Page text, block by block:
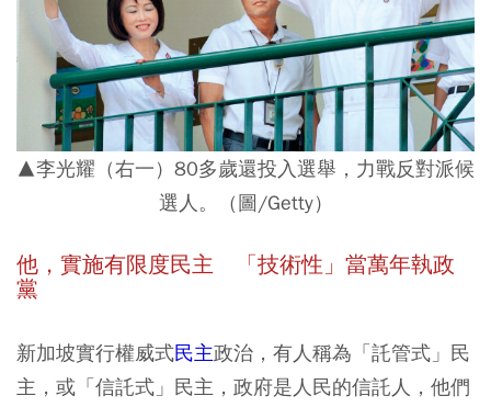
▲李光耀（右一）80多歲還投入選舉，力戰反對派候
選人。（圖/Getty）
他，實施有限度民主 「技術性」當萬年執政
黨
新加坡實行權威式民主政治，有人稱為「託管式」民
主，或「信託式」民主，政府是人民的信託人，他們